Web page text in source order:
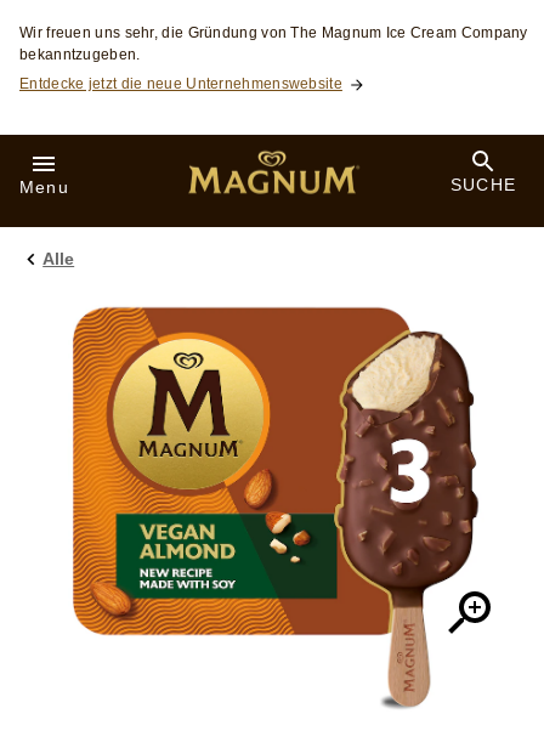
Skip to:
Wir freuen uns sehr, die Gründung von The Magnum Ice Cream Company
bekanntzugeben.
Entdecke jetzt die neue Unternehmenswebsite
Menu SUCHE
Alle